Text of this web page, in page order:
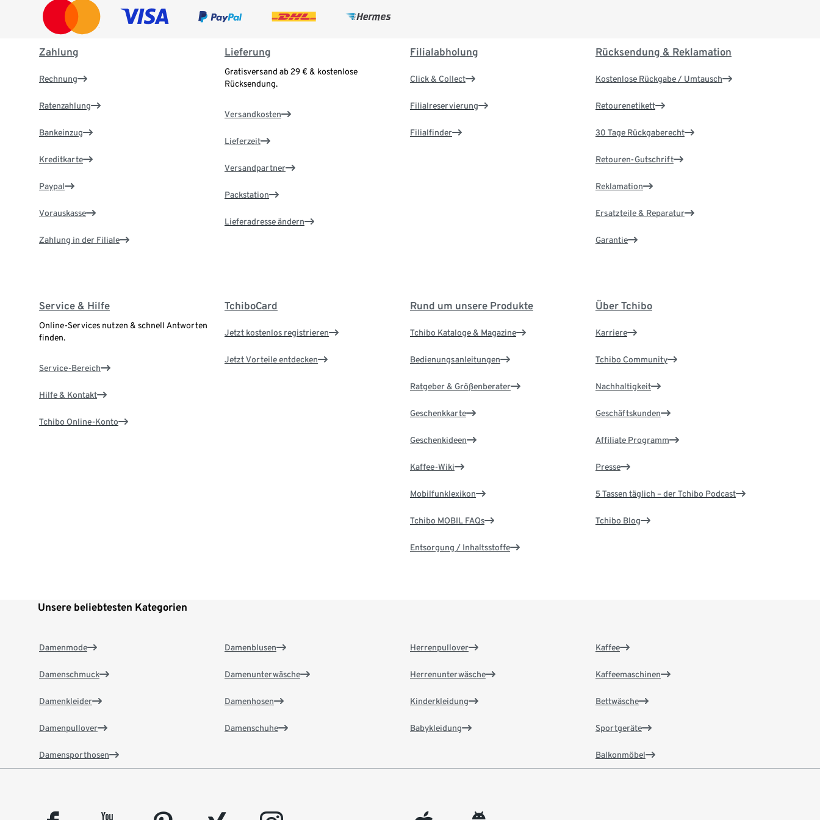
Zahlung
Rechnung
Ratenzahlung
Bankeinzug
Kreditkarte
Paypal
Vorauskasse
Zahlung in der Filiale
Lieferung
Gratisversand ab 29 € & kostenlose
Rücksendung.
Versandkosten
Lieferzeit
Versandpartner
Packstation
Lieferadresse ändern
Filialabholung
Click & Collect
Filialreservierung
Filialfinder
Rücksendung & Reklamation
Kostenlose Rückgabe / Umtausch
Retourenetikett
30 Tage Rückgaberecht
Retouren-Gutschrift
Reklamation
Ersatzteile & Reparatur
Garantie
Service & Hilfe
Online-Services nutzen & schnell Antworten
finden.
Service-Bereich
Hilfe & Kontakt
Tchibo Online-Konto
TchiboCard
Jetzt kostenlos registrieren
Jetzt Vorteile entdecken
Rund um unsere Produkte
Tchibo Kataloge & Magazine
Bedienungsanleitungen
Ratgeber & Größenberater
Geschenkkarte
Geschenkideen
Kaffee-Wiki
Mobilfunklexikon
Tchibo MOBIL FAQs
Entsorgung / Inhaltsstoffe
Über Tchibo
Karriere
Tchibo Community
Nachhaltigkeit
Geschäftskunden
Affiliate Programm
Presse
5 Tassen täglich – der Tchibo Podcast
Tchibo Blog
Unsere beliebtesten Kategorien
Damenmode
Damenschmuck
Damenkleider
Damenpullover
Damensporthosen
Damenblusen
Damenunterwäsche
Damenhosen
Damenschuhe
Herrenpullover
Herrenunterwäsche
Kinderkleidung
Babykleidung
Kaffee
Kaffeemaschinen
Bettwäsche
Sportgeräte
Balkonmöbel